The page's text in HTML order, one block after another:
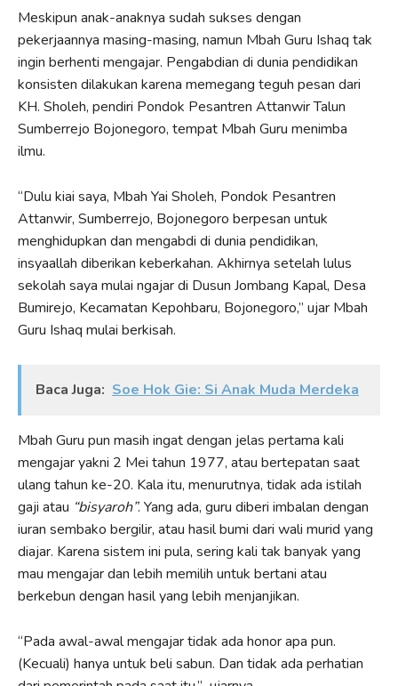
Meskipun anak-anaknya sudah sukses dengan
pekerjaannya masing-masing, namun Mbah Guru Ishaq tak
ingin berhenti mengajar. Pengabdian di dunia pendidikan
konsisten dilakukan karena memegang teguh pesan dari
KH. Sholeh, pendiri Pondok Pesantren Attanwir Talun
Sumberrejo Bojonegoro, tempat Mbah Guru menimba
ilmu.
“Dulu kiai saya, Mbah Yai Sholeh, Pondok Pesantren
Attanwir, Sumberrejo, Bojonegoro berpesan untuk
menghidupkan dan mengabdi di dunia pendidikan,
insyaallah diberikan keberkahan. Akhirnya setelah lulus
sekolah saya mulai ngajar di Dusun Jombang Kapal, Desa
Bumirejo, Kecamatan Kepohbaru, Bojonegoro,” ujar Mbah
Guru Ishaq mulai berkisah.
Baca Juga: Soe Hok Gie: Si Anak Muda Merdeka
Mbah Guru pun masih ingat dengan jelas pertama kali
mengajar yakni 2 Mei tahun 1977, atau bertepatan saat
ulang tahun ke-20. Kala itu, menurutnya, tidak ada istilah
gaji atau “bisyaroh”. Yang ada, guru diberi imbalan dengan
iuran sembako bergilir, atau hasil bumi dari wali murid yang
diajar. Karena sistem ini pula, sering kali tak banyak yang
mau mengajar dan lebih memilih untuk bertani atau
berkebun dengan hasil yang lebih menjanjikan.
“Pada awal-awal mengajar tidak ada honor apa pun.
(Kecuali) hanya untuk beli sabun. Dan tidak ada perhatian